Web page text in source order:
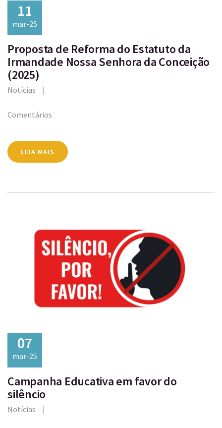
11
mar-25
Proposta de Reforma do Estatuto da
Irmandade Nossa Senhora da Conceição
(2025)
Notícias
Comentários
LEIA MAIS
07
mar-25
Campanha Educativa em favor do
silêncio
Notícias